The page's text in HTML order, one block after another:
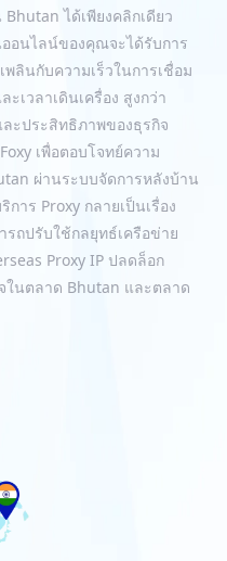
ได้เพียงคลิกเดียว
อนไลน์ของคุณจะได้รับการ
ลินกับความเร็วในการเชื่อม
เวลาเดินเครื่อง สูงกว่า
ละประสิทธิภาพของธุรกิจ
เพื่อตอบโจทย์ความ
ผ่านระบบจัดการหลังบ้าน
าร Proxy กลายเป็นเรื่อง
รถปรับใช้กลยุทธ์เครือข่าย
Proxy IP ปลดล็อก
ในตลาด Bhutan และตลาด